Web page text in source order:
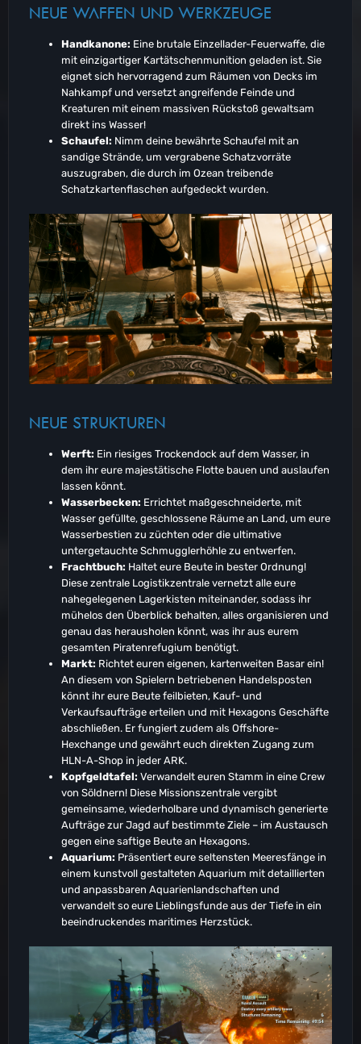
NEUE WAFFEN UND WERKZEUGE
Handkanone: Eine brutale Einzellader-Feuerwaffe, die
mit einzigartiger Kartätschenmunition geladen ist. Sie
eignet sich hervorragend zum Räumen von Decks im
Nahkampf und versetzt angreifende Feinde und
Kreaturen mit einem massiven Rückstoß gewaltsam
direkt ins Wasser!
Schaufel: Nimm deine bewährte Schaufel mit an
sandige Strände, um vergrabene Schatzvorräte
auszugraben, die durch im Ozean treibende
Schatzkartenflaschen aufgedeckt wurden.
NEUE STRUKTUREN
Werft: Ein riesiges Trockendock auf dem Wasser, in
dem ihr eure majestätische Flotte bauen und auslaufen
lassen könnt.
Wasserbecken: Errichtet maßgeschneiderte, mit
Wasser gefüllte, geschlossene Räume an Land, um eure
Wasserbestien zu züchten oder die ultimative
untergetauchte Schmugglerhöhle zu entwerfen.
Frachtbuch: Haltet eure Beute in bester Ordnung!
Diese zentrale Logistikzentrale vernetzt alle eure
nahegelegenen Lagerkisten miteinander, sodass ihr
mühelos den Überblick behalten, alles organisieren und
genau das herausholen könnt, was ihr aus eurem
gesamten Piratenrefugium benötigt.
Markt: Richtet euren eigenen, kartenweiten Basar ein!
An diesem von Spielern betriebenen Handelsposten
könnt ihr eure Beute feilbieten, Kauf- und
Verkaufsaufträge erteilen und mit Hexagons Geschäfte
abschließen. Er fungiert zudem als Offshore-
Hexchange und gewährt euch direkten Zugang zum
HLN-A-Shop in jeder ARK.
Kopfgeldtafel: Verwandelt euren Stamm in eine Crew
von Söldnern! Diese Missionszentrale vergibt
gemeinsame, wiederholbare und dynamisch generierte
Aufträge zur Jagd auf bestimmte Ziele – im Austausch
gegen eine saftige Beute an Hexagons.
Aquarium: Präsentiert eure seltensten Meeresfänge in
einem kunstvoll gestalteten Aquarium mit detaillierten
und anpassbaren Aquarienlandschaften und
verwandelt so eure Lieblingsfunde aus der Tiefe in ein
beeindruckendes maritimes Herzstück.